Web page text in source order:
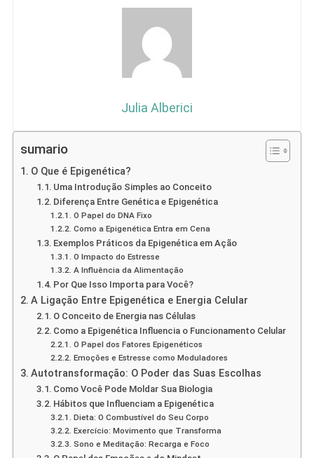
Julia Alberici
sumario
O Que é Epigenética?
Uma Introdução Simples ao Conceito
Diferença Entre Genética e Epigenética
O Papel do DNA Fixo
Como a Epigenética Entra em Cena
Exemplos Práticos da Epigenética em Ação
O Impacto do Estresse
A Influência da Alimentação
Por Que Isso Importa para Você?
A Ligação Entre Epigenética e Energia Celular
O Conceito de Energia nas Células
Como a Epigenética Influencia o Funcionamento Celular
O Papel dos Fatores Epigenéticos
Emoções e Estresse como Moduladores
Autotransformação: O Poder das Suas Escolhas
Como Você Pode Moldar Sua Biologia
Hábitos que Influenciam a Epigenética
Dieta: O Combustível do Seu Corpo
Exercício: Movimento que Transforma
Sono e Meditação: Recarga e Foco